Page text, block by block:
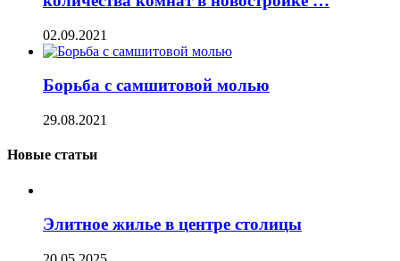
02.09.2021
Борьба с самшитовой молью
29.08.2021
Новые статьи
Элитное жилье в центре столицы